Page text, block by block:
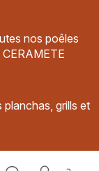
nos poêles
grills et